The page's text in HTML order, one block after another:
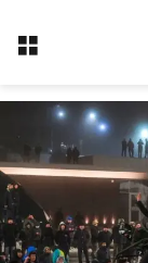
Menu